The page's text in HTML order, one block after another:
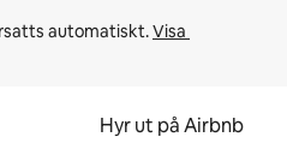
automatiskt. Visa
Hyr ut på Airbnb